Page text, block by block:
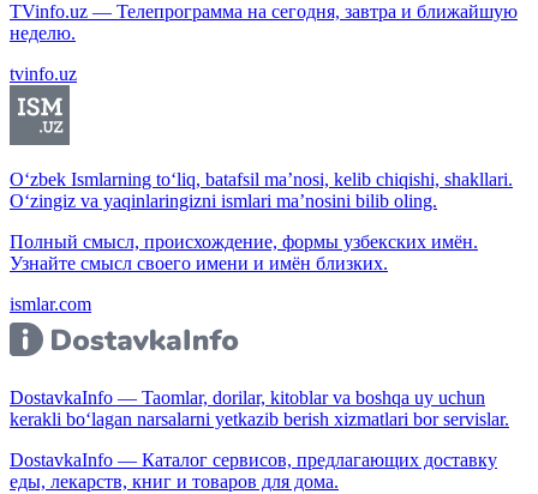
TVinfo.uz — Телепрограмма на сегодня, завтра и ближайшую
неделю.
tvinfo.uz
O‘zbek Ismlarning to‘liq, batafsil ma’nosi, kelib chiqishi, shakllari.
O‘zingiz va yaqinlaringizni ismlari ma’nosini bilib oling.
Полный смысл, происхождение, формы узбекских имён.
Узнайте смысл своего имени и имён близких.
ismlar.com
DostavkaInfo — Taomlar, dorilar, kitoblar va boshqa uy uchun
kerakli bo‘lagan narsalarni yetkazib berish xizmatlari bor servislar.
DostavkaInfo — Каталог сервисов, предлагающих доставку
еды, лекарств, книг и товаров для дома.